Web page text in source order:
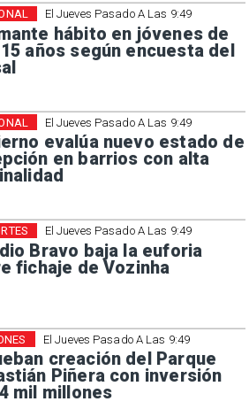
El Jueves Pasado A Las 9:49
hábito en jóvenes de
años según encuesta del
El Jueves Pasado A Las 9:49
evalúa nuevo estado de
en barrios con alta
El Jueves Pasado A Las 9:49
Bravo baja la euforia
fichaje de Vozinha
El Jueves Pasado A Las 9:49
creación del Parque
Piñera con inversión
mil millones